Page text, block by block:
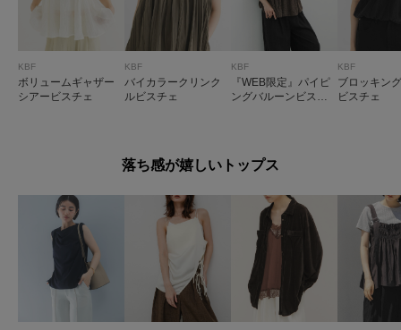
KBF
ボリュームギャザー
シアービスチェ
KBF
バイカラークリンク
ルビスチェ
KBF
『WEB限定』パイピ
ングバルーンビスチ
KBF
ブロッキン
ビスチェ
落ち感が嬉しいトップス